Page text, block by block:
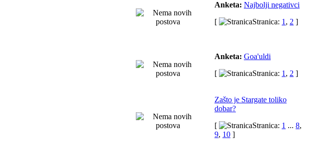
Anketa: Najbolji negativci
[
Stranica: 1 , 2 ]
Anketa: Goa'uldi
[
Stranica: 1 , 2 ]
Zašto je Stargate toliko
dobar?
[
Stranica: 1 ... 8,
9, 10 ]